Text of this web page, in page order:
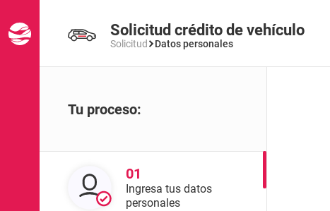
Solicitud crédito de vehículo
Solicitud Datos personales
Tu proceso:
01
Ingresa tus datos
personales